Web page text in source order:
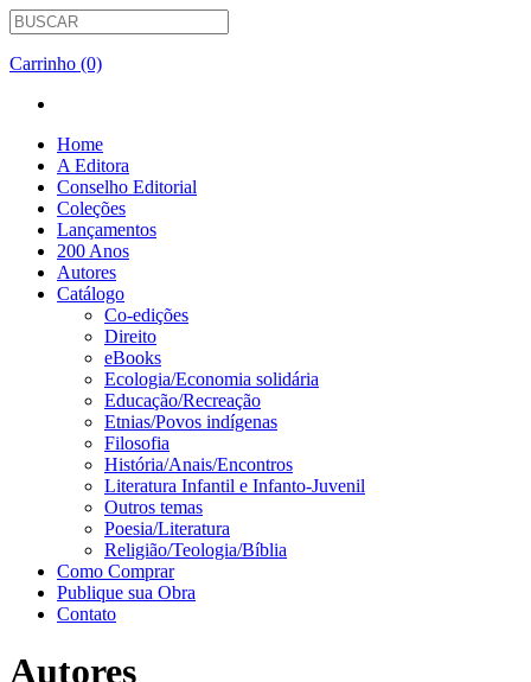
Carrinho (0)
Home
A Editora
Conselho Editorial
Coleções
Lançamentos
200 Anos
Autores
Catálogo
Co-edições
Direito
eBooks
Ecologia/Economia solidária
Educação/Recreação
Etnias/Povos indígenas
Filosofia
História/Anais/Encontros
Literatura Infantil e Infanto-Juvenil
Outros temas
Poesia/Literatura
Religião/Teologia/Bíblia
Como Comprar
Publique sua Obra
Contato
Autores